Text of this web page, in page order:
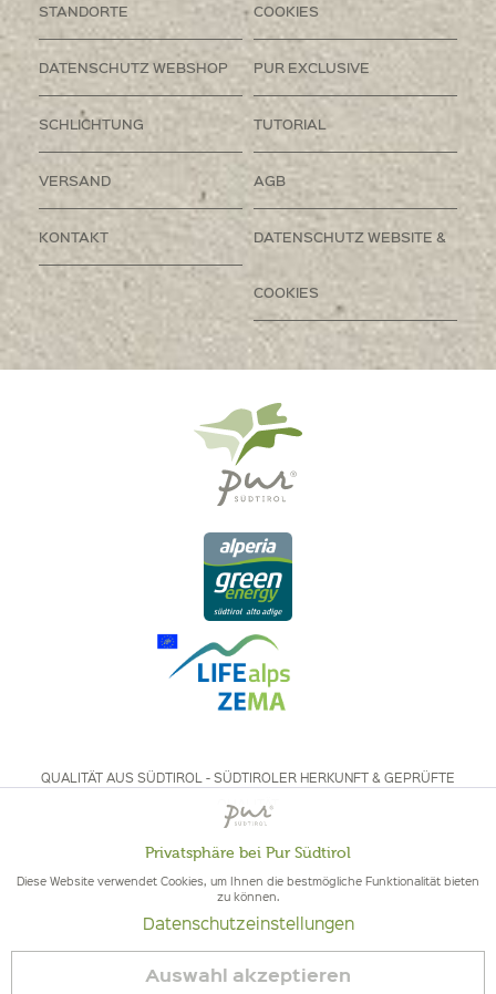
STANDORTE COOKIES
DATENSCHUTZ WEBSHOP PUR EXCLUSIVE
SCHLICHTUNG TUTORIAL
VERSAND AGB
KONTAKT DATENSCHUTZ WEBSITE &
COOKIES
QUALITÄT AUS SÜDTIROL - SÜDTIROLER HERKUNFT & GEPRÜFTE
QUALITÄT
Vertrag widerrufen
Aktiv
Inaktiv
Privatsphäre bei Pur Südtirol
Diese Website verwendet Cookies, um Ihnen die bestmögliche Funktionalität bieten
zu können.
Datenschutzeinstellungen
Auswahl akzeptieren